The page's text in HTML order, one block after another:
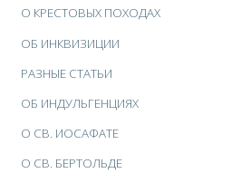
О КРЕСТОВЫХ ПОХОДАХ
ОБ ИНКВИЗИЦИИ
РАЗНЫЕ СТАТЬИ
ОБ ИНДУЛЬГЕНЦИЯХ
О CВ. ИОСАФАТЕ
О CВ. БЕРТОЛЬДЕ